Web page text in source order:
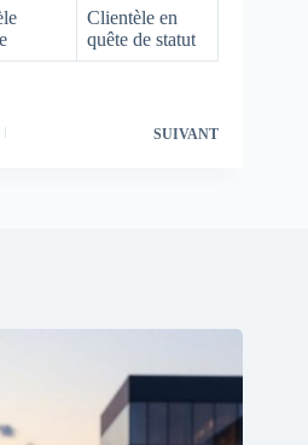
Clientèle en
quête de statut
SUIVANT